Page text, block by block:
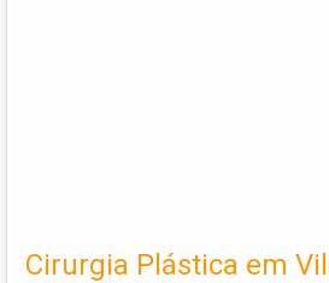
Cirurgia Plástica em